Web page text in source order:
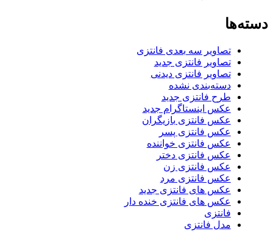
دسته‌ها
تصاویر سه بعدی فانتزی
تصاویر فانتزی جدید
تصاویر فانتزی دیدنی
دسته‌بندی نشده
طرح فانتزی جدید
عکس اینستاگرام جدید
عکس فانتزی بازیگران
عکس فانتزی پسر
عکس فانتزی خواننده
عکس فانتزی دختر
عکس فانتزی زن
عکس فانتزی مرد
عکس های فانتزی جدید
عکس های فانتزی خنده دار
فانتزی
مدل فانتزی